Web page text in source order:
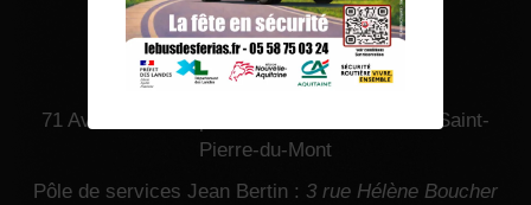
71 Avenue du Corps Franc Pommies, 40280 Saint-
Pierre-du-Mont
Pôle de services Jean Bertin : 3 rue Hélène Boucher